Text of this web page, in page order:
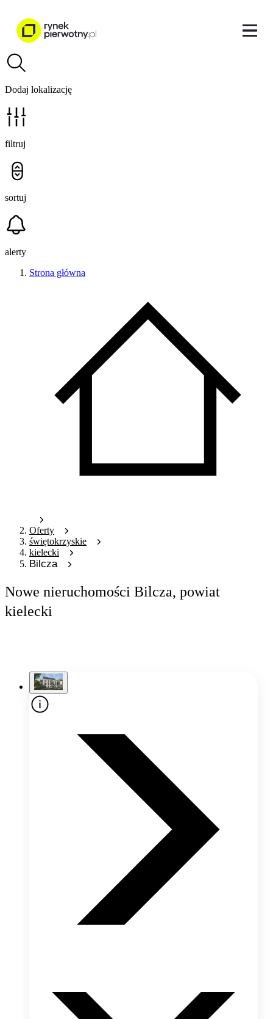
Dodaj lokalizację
filtruj
sortuj
alerty
Strona główna
Oferty
świętokrzyskie
kielecki
Bilcza
Nowe nieruchomości Bilcza, powiat
kielecki